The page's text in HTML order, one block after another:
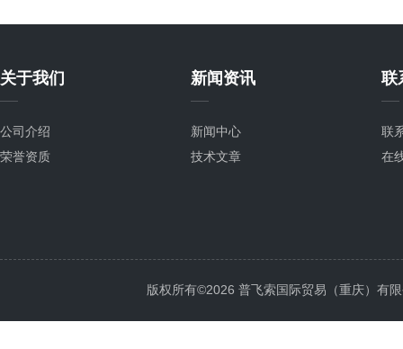
关于我们
公司介绍
荣誉资质
新闻资讯
新闻中心
技术文章
联
联
在
版权所有©2026 普飞索国际贸易（重庆）有